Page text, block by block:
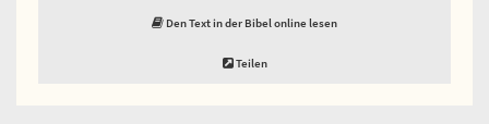
Den Text in der Bibel online lesen
Teilen